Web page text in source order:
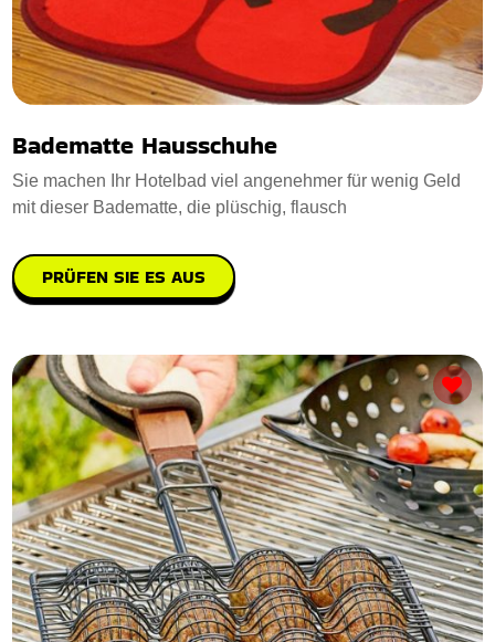
Badematte Hausschuhe
Sie machen Ihr Hotelbad viel angenehmer für wenig Geld
mit dieser Badematte, die plüschig, flausch
PRÜFEN SIE ES AUS